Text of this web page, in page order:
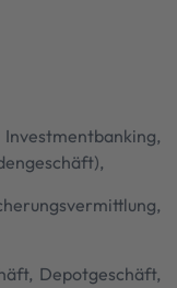
Depotgeschäft,